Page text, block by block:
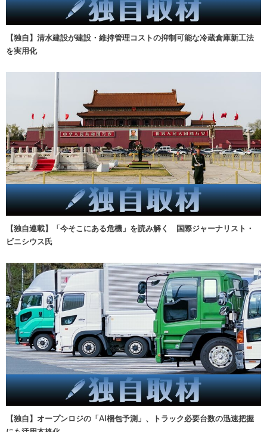
【独自】清水建設が建設・維持管理コストの抑制可能な冷蔵倉庫新工法
を実用化
【独自連載】「今そこにある危機」を読み解く 国際ジャーナリスト・
ビニシウス氏
【独自】オープンロジの「AI梱包予測」、トラック必要台数の迅速把握